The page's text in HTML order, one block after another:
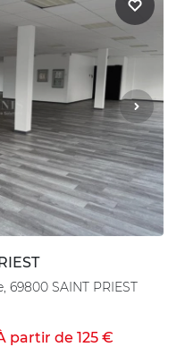
SAINT PRIEST
partir de 125 €